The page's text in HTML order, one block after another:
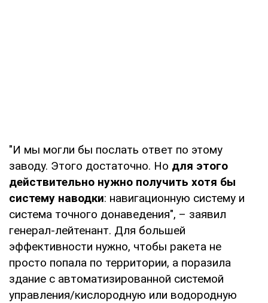
"И мы могли бы послать ответ по этому
заводу. Этого достаточно. Но для этого
действительно нужно получить хотя бы
систему наводки: навигационную систему и
система точного донаведения", – заявил
генерал-лейтенант. Для большей
эффективности нужно, чтобы ракета не
просто попала по территории, а поразила
здание с автоматизированной системой
управления/кислородную или водородную